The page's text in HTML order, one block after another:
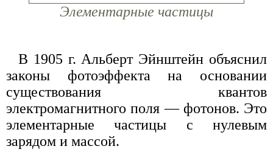
Элементарные частицы
В 1905 г. Альберт Эйнштейн объяснил
законы фотоэффекта на основании
существования квантов
электромагнитного поля — фотонов. Это
элементарные частицы с нулевым
зарядом и массой.